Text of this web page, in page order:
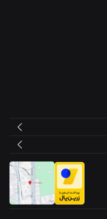
سرو مزه‌های کوچک و فینگر فود
نظم و جلوگیری از استفاده
میوه‌های ریز، توت‌فرنگی
کوچک اما مقاوم (برای مصرف
ضدزنگ ساخته شده است؛
طولانی در بسیاری از ابزارهای
در برابر رطوبت و تماس با